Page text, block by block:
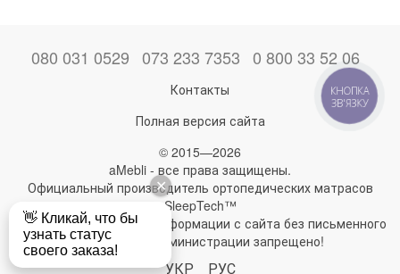
080 031 0529 073 233 7353 0 800 33 52 06
Контакты
Полная версия сайта
© 2015—2026
aMebli - все права защищены.
Официальный производитель ортопедических матрасов
SleepTech™
Любое использование информации с сайта без письменного
разрешения администрации запрещено!
УКР РУС
КНОПКА
ЗВ'ЯЗКУ